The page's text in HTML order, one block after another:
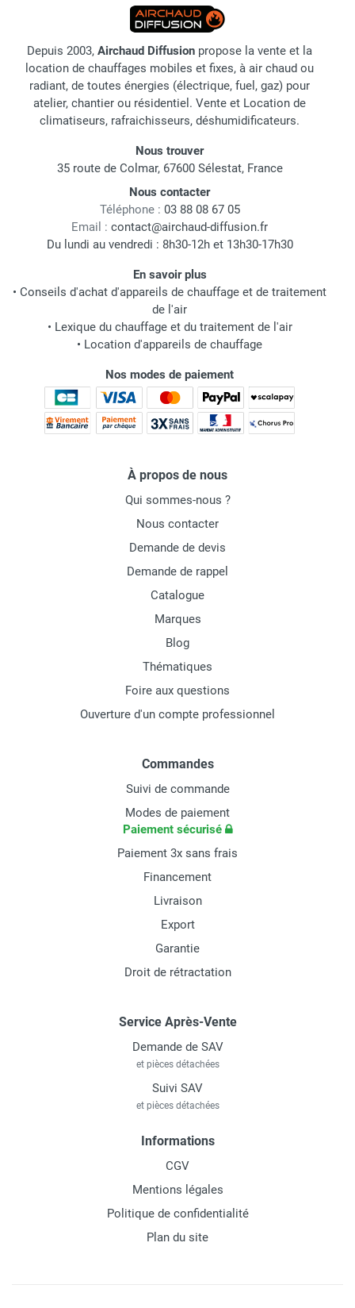
Depuis 2003, Airchaud Diffusion propose la vente et la
location de chauffages mobiles et fixes, à air chaud ou
radiant, de toutes énergies (électrique, fuel, gaz) pour
atelier, chantier ou résidentiel. Vente et Location de
climatiseurs, rafraichisseurs, déshumidificateurs.
Nous trouver
35 route de Colmar, 67600 Sélestat, France
Nous contacter
Téléphone : 03 88 08 67 05
Email : contact@airchaud-diffusion.fr
Du lundi au vendredi : 8h30-12h et 13h30-17h30
En savoir plus
• Conseils d'achat d'appareils de chauffage et de traitement
de l'air
• Lexique du chauffage et du traitement de l'air
• Location d'appareils de chauffage
Nos modes de paiement
À propos de nous
Qui sommes-nous ?
Nous contacter
Demande de devis
Demande de rappel
Catalogue
Marques
Blog
Thématiques
Foire aux questions
Ouverture d'un compte professionnel
Commandes
Suivi de commande
Modes de paiement
Paiement sécurisé
Paiement 3x sans frais
Financement
Livraison
Export
Garantie
Droit de rétractation
Service Après-Vente
Demande de SAV
et pièces détachées
Suivi SAV
et pièces détachées
Informations
CGV
Mentions légales
Politique de confidentialité
Plan du site